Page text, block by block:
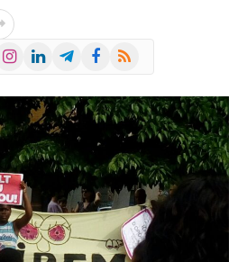
InstagramLinkedInTelegramFacebook
RSS